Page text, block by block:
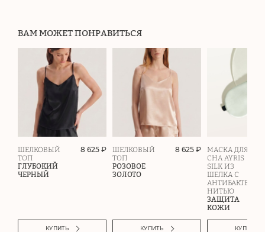
ВАМ МОЖЕТ ПОНРАВИТЬСЯ
ШЕЛКОВЫЙ
ТОП
ГЛУБОКИЙ
ЧЕРНЫЙ
8 625 ₽
КУПИТЬ
ШЕЛКОВЫЙ
ТОП
РОЗОВОЕ
ЗОЛОТО
8 625 ₽
КУПИТЬ
МАСКА ДЛЯ
СНА AYRIS
SILK ИЗ
ШЕЛКА С
НИТЬЮ
ЗАЩИТА
КОЖИ
КУПИТЬ